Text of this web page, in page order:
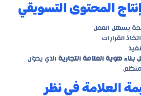
المحتوى التسويقي
يسهل العمل
القرارات
بناء هوية العلامة التجارية الذي يحوّل
العلامة في نظر